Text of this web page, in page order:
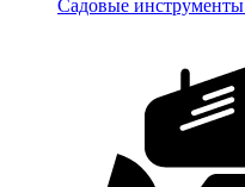
Садовые инструменты